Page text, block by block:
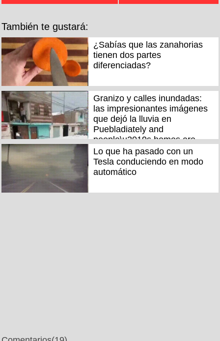
También te gustará:
¿Sabías que las zanahorias
tienen dos partes
diferenciadas?
Granizo y calles inundadas:
las impresionantes imágenes
que dejó la lluvia en
Puebladiately and
people\u2019s homes are
getting flooded
Lo que ha pasado con un
Tesla conduciendo en modo
automático